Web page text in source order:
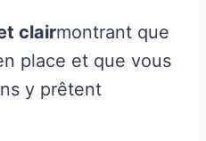
clairmontrant que
place et que vous
y prêtent